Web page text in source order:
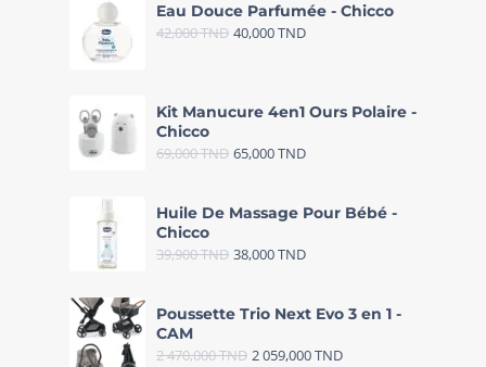
Eau Douce Parfumée - Chicco
42,000TND 40,000TND
Kit Manucure 4en1 Ours Polaire -
Chicco
69,000TND 65,000TND
Huile De Massage Pour Bébé -
Chicco
39,900TND 38,000TND
Poussette Trio Next Evo 3 en 1 -
CAM
2 470,000TND 2 059,000TND